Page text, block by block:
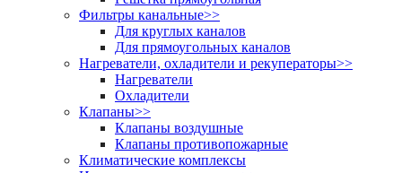
Фильтры канальные>>
Для круглых каналов
Для прямоугольных каналов
Нагреватели, охладители и рекуператоры>>
Нагреватели
Охладители
Клапаны>>
Клапаны воздушные
Клапаны противопожарные
Климатические комплексы